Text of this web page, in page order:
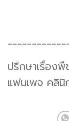
ปรึกษาเรื่อง
แฟนเพจ คลิ